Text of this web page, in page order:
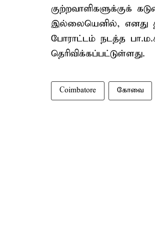
குற்றவாளிகளுக்குக்
இல்லையெனில், எனது
போராட்டம் நடத்த
தெரிவிக்கப்பட்டுள்ளது.
Coimbatore கோவை